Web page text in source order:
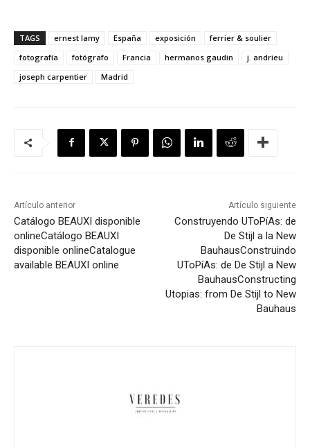
TAGS ernest lamy España exposición
ferrier & soulier
fotografía
fotógrafo Francia hermanos gaudin
j. andrieu
joseph carpentier
Madrid
Artículo anterior
Catálogo BEAUXI disponible
onlineCatálogo BEAUXI
disponible onlineCatalogue
available BEAUXI online
Artículo siguiente
Construyendo UToPíAs: de
De Stijl a la New
BauhausConstruindo
UToPíAs: de De Stijl a New
BauhausConstructing
Utopias: from De Stijl to New
Bauhaus